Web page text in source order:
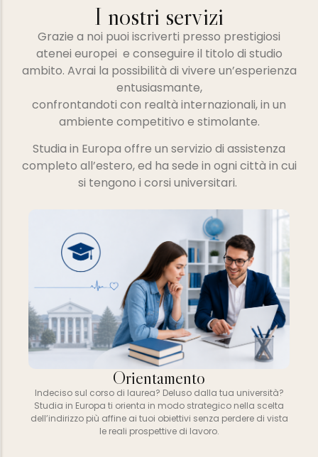
I nostri servizi
Grazie a noi puoi iscriverti presso prestigiosi
atenei europei e conseguire il titolo di studio
ambito. Avrai la possibilità di vivere un’esperienza
entusiasmante,
confrontandoti con realtà internazionali, in un
ambiente competitivo e stimolante.
Studia in Europa offre un servizio di assistenza
completo all’estero, ed ha sede in ogni città in cui
si tengono i corsi universitari.
Orientamento
Indeciso sul corso di laurea? Deluso dalla tua università?
Studia in Europa ti orienta in modo strategico nella scelta
dell’indirizzo più affine ai tuoi obiettivi senza perdere di vista
le reali prospettive di lavoro.